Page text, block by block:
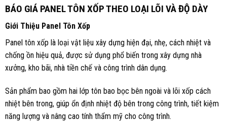
BÁO GIÁ PANEL TÔN XỐP THEO LOẠI LÕI VÀ ĐỘ DÀY
Giới Thiệu Panel Tôn Xốp
Panel tôn xốp là loại vật liệu xây dựng hiện đại, nhẹ, cách nhiệt và
chống ồn hiệu quả, được sử dụng phổ biến trong xây dựng nhà
xưởng, kho bãi, nhà tiền chế và công trình dân dụng.
Sản phẩm bao gồm hai lớp tôn bao bọc bên ngoài và lõi xốp cách
nhiệt bên trong, giúp ổn định nhiệt độ bên trong công trình, tiết kiệm
năng lượng và nâng cao tính thẩm mỹ cho công trình.